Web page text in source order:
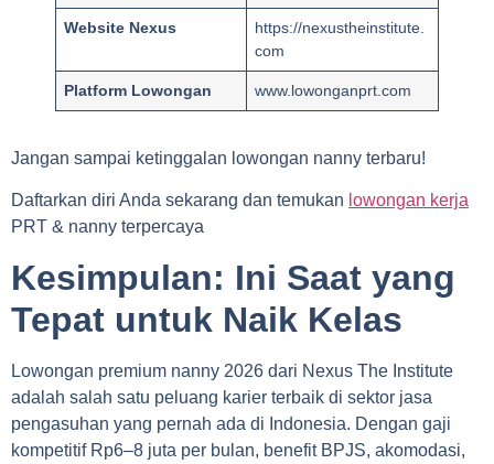
Website Nexus
https://nexustheinstitute.
com
Platform Lowongan www.lowonganprt.com
Jangan sampai ketinggalan lowongan nanny terbaru!
Daftarkan diri Anda sekarang dan temukan lowongan kerja
PRT & nanny terpercaya
Kesimpulan: Ini Saat yang
Tepat untuk Naik Kelas
Lowongan premium nanny 2026 dari Nexus The Institute
adalah salah satu peluang karier terbaik di sektor jasa
pengasuhan yang pernah ada di Indonesia. Dengan gaji
kompetitif Rp6–8 juta per bulan, benefit BPJS, akomodasi,